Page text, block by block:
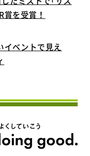
を受賞！
ベントで見え